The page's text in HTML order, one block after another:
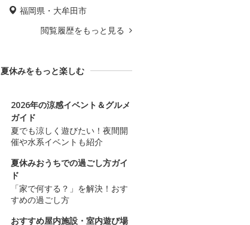
福岡県・大牟田市
閲覧履歴をもっと見る
夏休みをもっと楽しむ
2026年の涼感イベント＆グルメ
ガイド
夏でも涼しく遊びたい！夜間開
催や水系イベントも紹介
夏休みおうちでの過ごし方ガイ
ド
「家で何する？」を解決！おす
すめの過ごし方
おすすめ屋内施設・室内遊び場